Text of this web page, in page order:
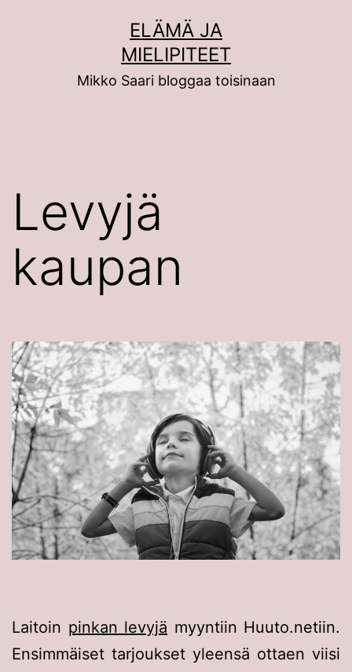
ELÄMÄ JA
MIELIPITEET
Mikko Saari bloggaa toisinaan
Levyjä
kaupan
Laitoin pinkan levyjä myyntiin Huuto.netiin.
Ensimmäiset tarjoukset yleensä ottaen viisi